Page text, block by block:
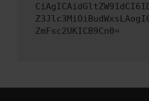
ZmFsc2UKICB9Cn0=